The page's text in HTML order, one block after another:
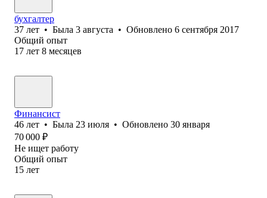
бухгалтер
37 лет • Была 3 августа • Обновлено 6 сентября 2017
Общий опыт
17 лет 8 месяцев
Финансист
46 лет • Была 23 июля • Обновлено 30 января
70 000 ₽
Не ищет работу
Общий опыт
15 лет